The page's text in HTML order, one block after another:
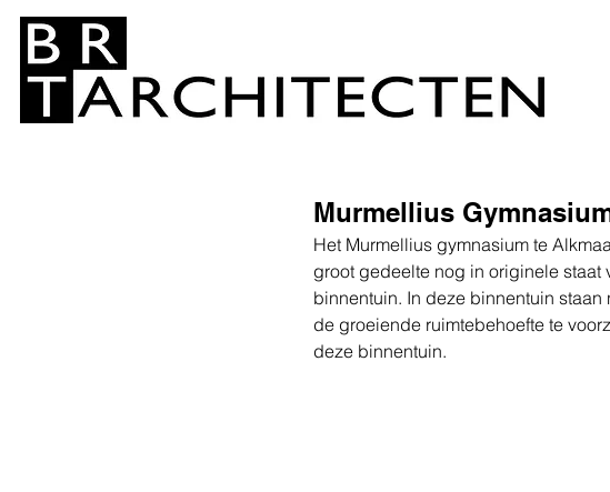
Murmellius
Het Murmellius gymnasium te
groot gedeelte nog in originele
binnentuin. In deze binnentuin
de groeiende ruimtebehoefte te
deze binnentuin.